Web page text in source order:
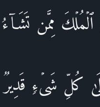
مِمَّن تَشَاۤءُ
كُلِّ شَیۡءࣲ قَدِیرࣱ